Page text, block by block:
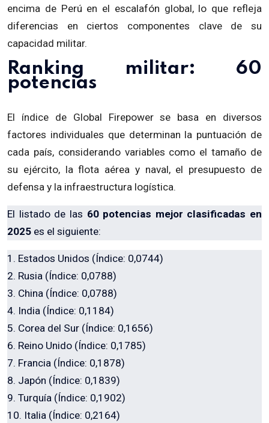
encima de Perú en el escalafón global, lo que refleja
diferencias en ciertos componentes clave de su
capacidad militar.
Ranking militar: 60
potencias
El índice de Global Firepower se basa en diversos
factores individuales que determinan la puntuación de
cada país, considerando variables como el tamaño de
su ejército, la flota aérea y naval, el presupuesto de
defensa y la infraestructura logística.
El listado de las 60 potencias mejor clasificadas en
2025 es el siguiente:
1. Estados Unidos (Índice: 0,0744)
2. Rusia (Índice: 0,0788)
3. China (Índice: 0,0788)
4. India (Índice: 0,1184)
5. Corea del Sur (Índice: 0,1656)
6. Reino Unido (Índice: 0,1785)
7. Francia (Índice: 0,1878)
8. Japón (Índice: 0,1839)
9. Turquía (Índice: 0,1902)
10. Italia (Índice: 0,2164)